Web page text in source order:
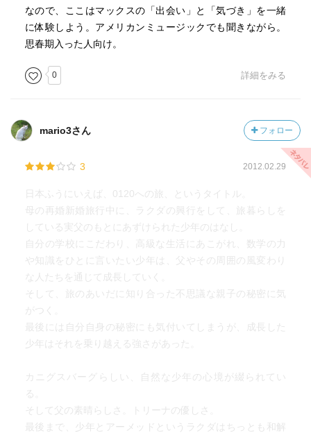
なので、ここはマックスの「出会い」と「気づき」を一緒
に体験しよう。アメリカンミュージックでも聞きながら。
思春期入った人向け。
0 詳細をみる
mario3さん フォロー
3 2012.02.29
日本ふうにいえば、0120への旅、というタイトル。
母の再婚新婚旅行中に、ラクダの興行をして、旅暮らしを
している実父のもとにあずけられた少年のはなし。
自分の学校にこだわり、高級な生活にあこがれ、数学の力
や知識をひとに言いたい少年は、父やその周囲の風変わり
な人たちを通じて成長していく。
そして、旅のあいだに知り合った不思議な親子の秘密に気
がつく。
最後には自分自身の秘密にも気付いてしまうが、成長した
少年はそれを乗り越える強さがあった。
カニグスバーグらしい、自然な少年の心境が綴られてい
る。
そして父の素晴らしさ。トリーナの優しさ。
最後まで、少年とアーメッドというラクダはちっとも和解